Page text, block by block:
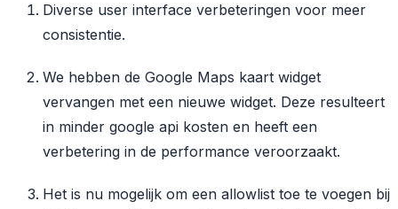
Diverse user interface verbeteringen voor meer
consistentie.
We hebben de Google Maps kaart widget
vervangen met een nieuwe widget. Deze resulteert
in minder google api kosten en heeft een
verbetering in de performance veroorzaakt.
Het is nu mogelijk om een allowlist toe te voegen bij